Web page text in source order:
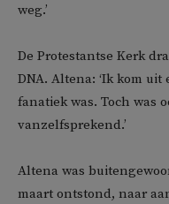
weg.’
De Protestantse Kerk
DNA. Altena: ‘Ik kom
fanatiek was. Toch was
vanzelfsprekend.’
Altena was
maart ontstond, naar